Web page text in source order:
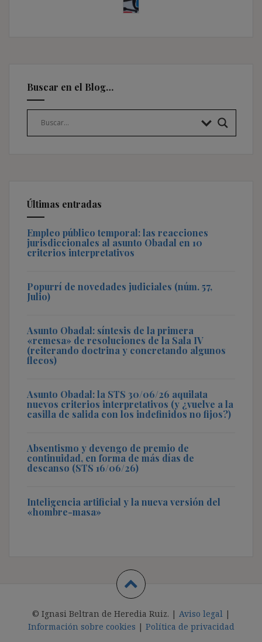
Buscar en el Blog…
Últimas entradas
Empleo público temporal: las reacciones
jurisdiccionales al asunto Obadal en 10
criterios interpretativos
Popurrí de novedades judiciales (núm. 57,
Julio)
Asunto Obadal: síntesis de la primera
«remesa» de resoluciones de la Sala IV
(reiterando doctrina y concretando algunos
flecos)
Asunto Obadal: la STS 30/06/26 aquilata
nuevos criterios interpretativos (y ¿vuelve a la
casilla de salida con los indefinidos no fijos?)
Absentismo y devengo de premio de
continuidad, en forma de más días de
descanso (STS 16/06/26)
Inteligencia artificial y la nueva versión del
«hombre-masa»
© Ignasi Beltran de Heredia Ruiz. | Aviso legal |
Información sobre cookies | Política de privacidad